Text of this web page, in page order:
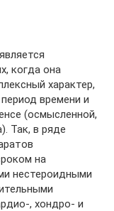
когда она
характер,
времени и
(осмысленной,
Так, в ряде
на
нестероидными
, хондро- и